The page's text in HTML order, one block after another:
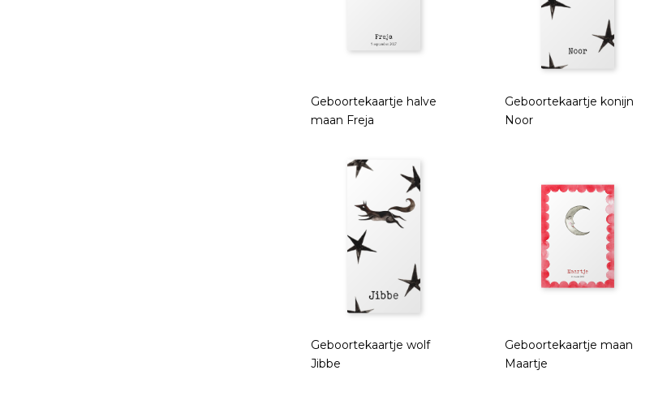
Geboortekaartje halve
maan Freja
Geboortekaartje konijn
Noor
Geboortekaartje wolf
Jibbe
Geboortekaartje maan
Maartje